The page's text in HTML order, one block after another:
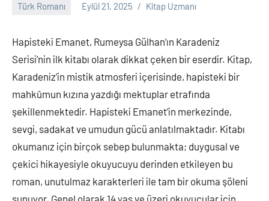
Türk Romanı Eylül 21, 2025 Kitap Uzmanı
Hapisteki Emanet, Rumeysa Gülhan’ın Karadeniz
Serisi’nin ilk kitabı olarak dikkat çeken bir eserdir. Kitap,
Karadeniz’in mistik atmosferi içerisinde, hapisteki bir
mahkûmun kızına yazdığı mektuplar etrafında
şekillenmektedir. Hapisteki Emanet’in merkezinde,
sevgi, sadakat ve umudun gücü anlatılmaktadır. Kitabı
okumanız için birçok sebep bulunmakta; duygusal ve
çekici hikayesiyle okuyucuyu derinden etkileyen bu
roman, unutulmaz karakterleri ile tam bir okuma şöleni
sunuyor. Genel olarak 14 yaş ve üzeri okuyucular için